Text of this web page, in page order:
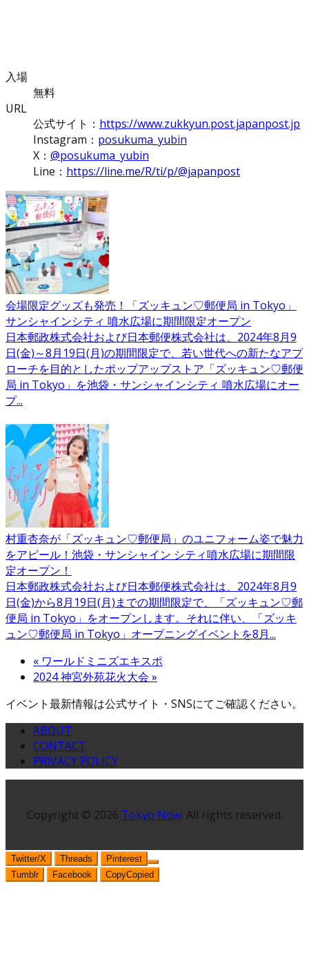
入場
無料
URL
公式サイト： https://www.zukkyun.post.japanpost.jp
Instagram： posukuma_yubin
X： @posukuma_yubin
Line： https://line.me/R/ti/p/@japanpost
会場限定グッズも発売！「ズッキュン♡郵便局 in Tokyo」
サンシャインシティ 噴水広場に期間限定オープン
日本郵政株式会社および日本郵便株式会社は、2024年8月9
日(金)～8月19日(月)の期間限定で、若い世代への新たなアプ
ローチを目的としたポップアップストア「ズッキュン♡郵便
局 in Tokyo」を池袋・サンシャインシティ 噴水広場にオー
プ...
村重杏奈が「ズッキュン♡郵便局」のユニフォーム姿で魅力
をアピール！池袋・サンシャイン シティ噴水広場に期間限
定オープン！
日本郵政株式会社および日本郵便株式会社は、2024年8月9
日(金)から8月19日(月)までの期間限定で、「ズッキュン♡郵
便局 in Tokyo」をオープンします。それに伴い、「ズッキ
ュン♡郵便局 in Tokyo」オープニングイベントを8月...
« ワールドミニズエキスポ
2024 神宮外苑花火大会 »
イベント最新情報は公式サイト・SNSにてご確認ください。
ABOUT
CONTACT
PRIVACY POLICY
Copyright © 2026 Tokyo Now. All rights reserved.
Twitter/X Threads
Pinterest
Tumblr
Facebook CopyCopied